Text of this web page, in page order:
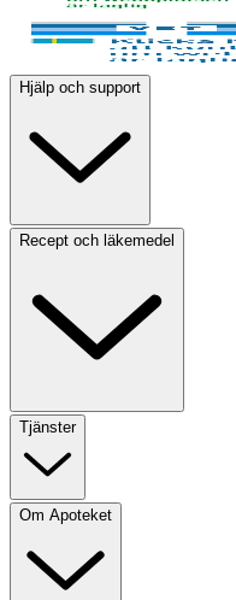
Hjälp och support
Recept och läkemedel
Tjänster
Om Apoteket